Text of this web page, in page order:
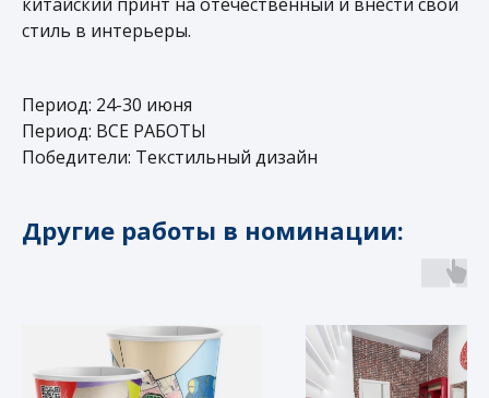
стиль в интерьеры.
Период: 24-30 июня
Период: ВСЕ РАБОТЫ
Победители: Текстильный дизайн
Другие работы в номинации:
+7 499 377 70 27
Контакты